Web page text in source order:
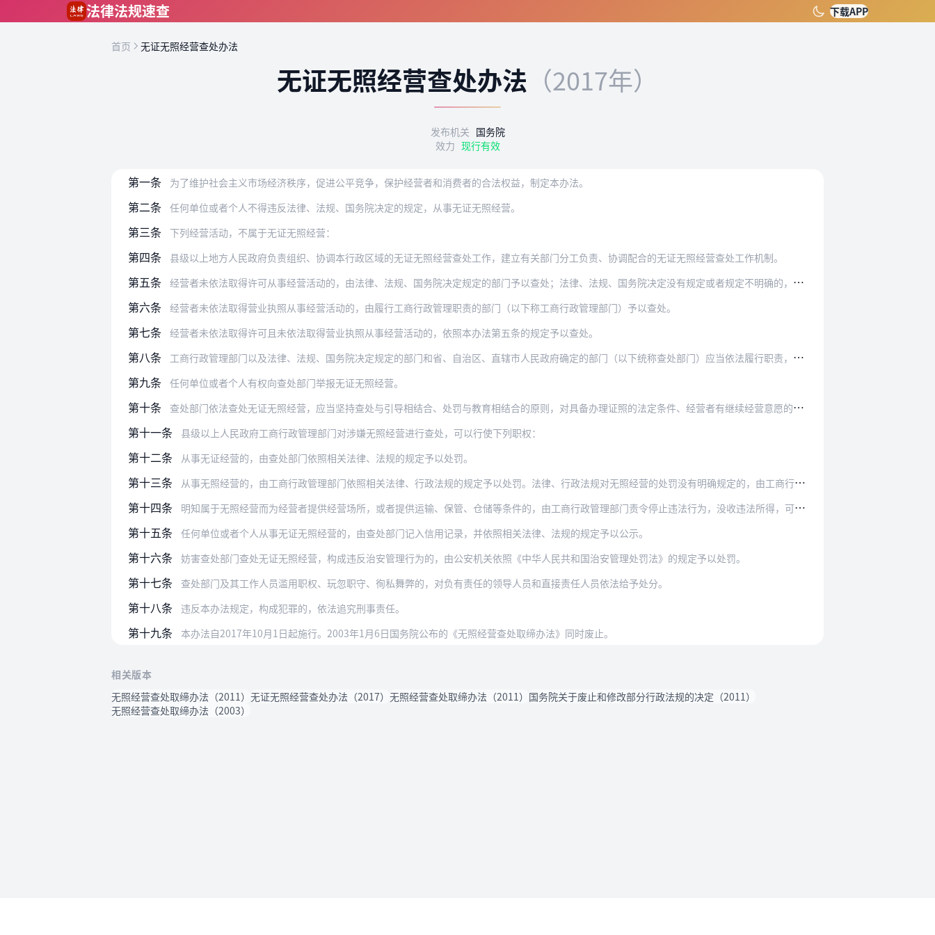
法律法规速查 下载APP
首页 无证无照经营查处办法
无证无照经营查处办法 （2017年）
发布机关 国务院
效力 现行有效
第一条 为了维护社会主义市场经济秩序，促进公平竞争，保护经营者和消费者的合法权益，制定本办法。
第二条 任何单位或者个人不得违反法律、法规、国务院决定的规定，从事无证无照经营。
第三条 下列经营活动，不属于无证无照经营：
第四条 县级以上地方人民政府负责组织、协调本行政区域的无证无照经营查处工作，建立有关部门分工负责、协调配合的无证无照经营查处工作机制。
第五条 经营者未依法取得许可从事经营活动的，由法律、法规、国务院决定规定的部门予以查处；法律、法规、国务院决定没有规定或者规定不明确的，由省、自治区、直辖市人民政府确定…
第六条 经营者未依法取得营业执照从事经营活动的，由履行工商行政管理职责的部门（以下称工商行政管理部门）予以查处。
第七条 经营者未依法取得许可且未依法取得营业执照从事经营活动的，依照本办法第五条的规定予以查处。
第八条 工商行政管理部门以及法律、法规、国务院决定规定的部门和省、自治区、直辖市人民政府确定的部门（以下统称查处部门）应当依法履行职责，密切协同配合，利用信息网络平台加…
第九条 任何单位或者个人有权向查处部门举报无证无照经营。
第十条 查处部门依法查处无证无照经营，应当坚持查处与引导相结合、处罚与教育相结合的原则，对具备办理证照的法定条件、经营者有继续经营意愿的，应当督促、引导其依法办理相应证…
第十一条 县级以上人民政府工商行政管理部门对涉嫌无照经营进行查处，可以行使下列职权：
第十二条 从事无证经营的，由查处部门依照相关法律、法规的规定予以处罚。
第十三条 从事无照经营的，由工商行政管理部门依照相关法律、行政法规的规定予以处罚。法律、行政法规对无照经营的处罚没有明确规定的，由工商行政管理部门责令停止违法行为，没收违…
第十四条 明知属于无照经营而为经营者提供经营场所，或者提供运输、保管、仓储等条件的，由工商行政管理部门责令停止违法行为，没收违法所得，可以处5000元以下的罚款。
第十五条 任何单位或者个人从事无证无照经营的，由查处部门记入信用记录，并依照相关法律、法规的规定予以公示。
第十六条 妨害查处部门查处无证无照经营，构成违反治安管理行为的，由公安机关依照《中华人民共和国治安管理处罚法》的规定予以处罚。
第十七条 查处部门及其工作人员滥用职权、玩忽职守、徇私舞弊的，对负有责任的领导人员和直接责任人员依法给予处分。
第十八条 违反本办法规定，构成犯罪的，依法追究刑事责任。
第十九条 本办法自2017年10月1日起施行。2003年1月6日国务院公布的《无照经营查处取缔办法》同时废止。
相关版本
无照经营查处取缔办法（2011） 无证无照经营查处办法（2017） 无照经营查处取缔办法（2011） 国务院关于废止和修改部分行政法规的决定（2011）
无照经营查处取缔办法（2003）